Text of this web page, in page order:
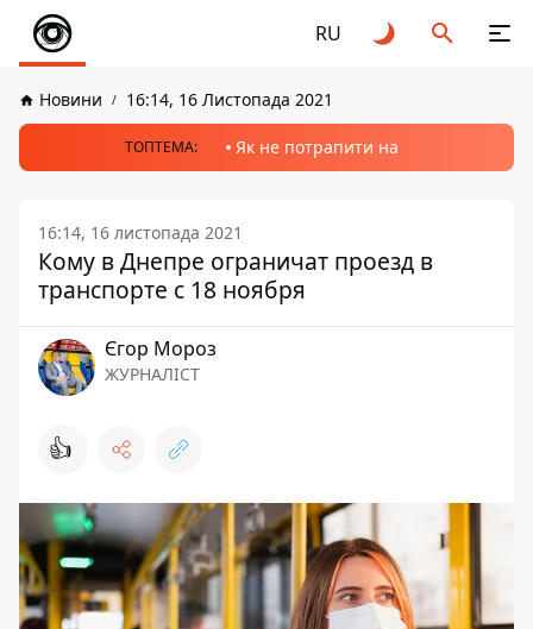
RU
Новини 16:14, 16 Листопада 2021
ТОПТЕМА: Як не потрапити на
16:14, 16 листопада 2021
Кому в Днепре ограничат проезд в
транспорте с 18 ноября
Єгор Мороз
ЖУРНАЛІСТ
👍